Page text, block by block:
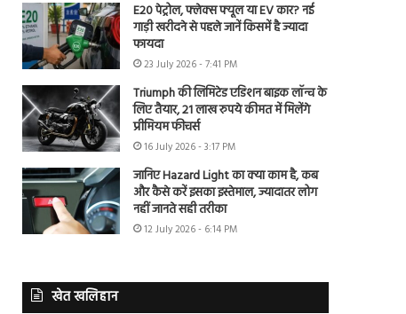
E20 पेट्रोल, फ्लेक्स फ्यूल या EV कार? नई
गाड़ी खरीदने से पहले जानें किसमें है ज्यादा
फायदा
23 July 2026 - 7:41 PM
Triumph की लिमिटेड एडिशन बाइक लॉन्च के
लिए तैयार, 21 लाख रुपये कीमत में मिलेंगे
प्रीमियम फीचर्स
16 July 2026 - 3:17 PM
जानिए Hazard Light का क्या काम है, कब
और कैसे करें इसका इस्तेमाल, ज्यादातर लोग
नहीं जानते सही तरीका
12 July 2026 - 6:14 PM
खेत खलिहान